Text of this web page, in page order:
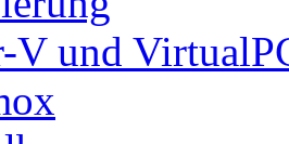
V und